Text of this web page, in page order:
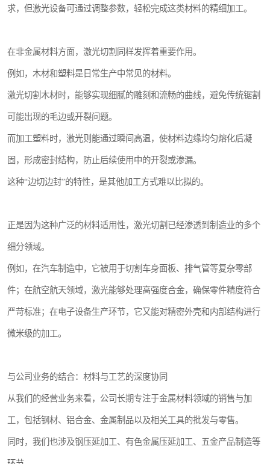
求，但激光设备可通过调整参数，轻松完成这类材料的精细加工。
在非金属材料方面，激光切割同样发挥着重要作用。
例如，木材和塑料是日常生产中常见的材料。
激光切割木材时，能够实现细腻的雕刻和流畅的曲线，避免传统锯割
可能出现的毛边或开裂问题。
而加工塑料时，激光则能通过瞬间高温，使材料边缘均匀熔化后凝
固，形成密封结构，防止后续使用中的开裂或渗漏。
这种“边切边封”的特性，是其他加工方式难以比拟的。
正是因为这种广泛的材料适用性，激光切割已经渗透到制造业的多个
细分领域。
例如，在汽车制造中，它被用于切割车身面板、排气管等复杂零部
件；在航空航天领域，激光能够处理高强度合金，确保零件精度符合
严苛标准；在电子设备生产环节，它又能对精密外壳和内部结构进行
微米级的加工。
与公司业务的结合：材料与工艺的深度协同
从我们的经营业务来看，公司长期专注于金属材料领域的销售与加
工，包括钢材、铝合金、金属制品以及相关工具的批发与零售。
同时，我们也涉及钢压延加工、有色金属压延加工、五金产品制造等